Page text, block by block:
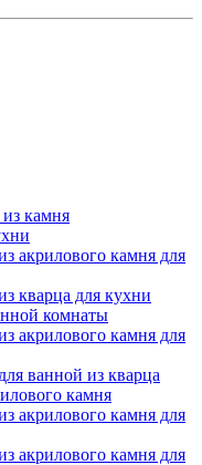
камня
акрилового камня для
кварца для кухни
комнаты
акрилового камня для
ванной из кварца
камня
акрилового камня для
акрилового камня для